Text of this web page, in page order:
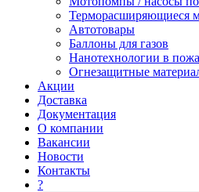
Терморасширяющиеся
Автотовары
Баллоны для газов
Нанотехнологии в
Огнезащитные
Акции
Доставка
Документация
О компании
Вакансии
Новости
Контакты
?